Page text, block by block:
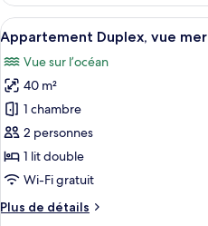
mer
(Ambassadeur)
type
de
chambre
Suite,
vue
mer
(Ambassadeur)
Afficher
toutes
les
photos
pour
ce
type
de
chambre :
Appartement
5
Appartement Duplex, vue mer
Vue sur l’océan
40 m²
1 chambre
2 personnes
1 lit double
Wi-Fi gratuit
Plus de détails
Plus